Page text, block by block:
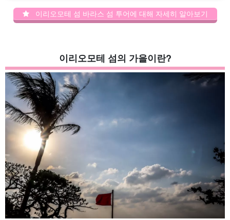
이리오모테 섬 바라스 섬 투어에 대해 자세히 알아보기
이리오모테 섬의 가을이란?